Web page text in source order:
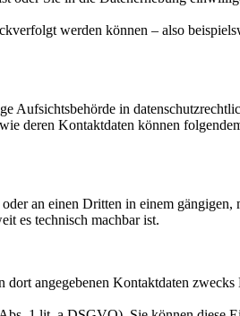
werden können – also
Aufsichtsbehörde in
deren Kontaktdaten können
an einen Dritten in einem gängigen,
es technisch machbar ist.
angegebenen Kontaktdaten